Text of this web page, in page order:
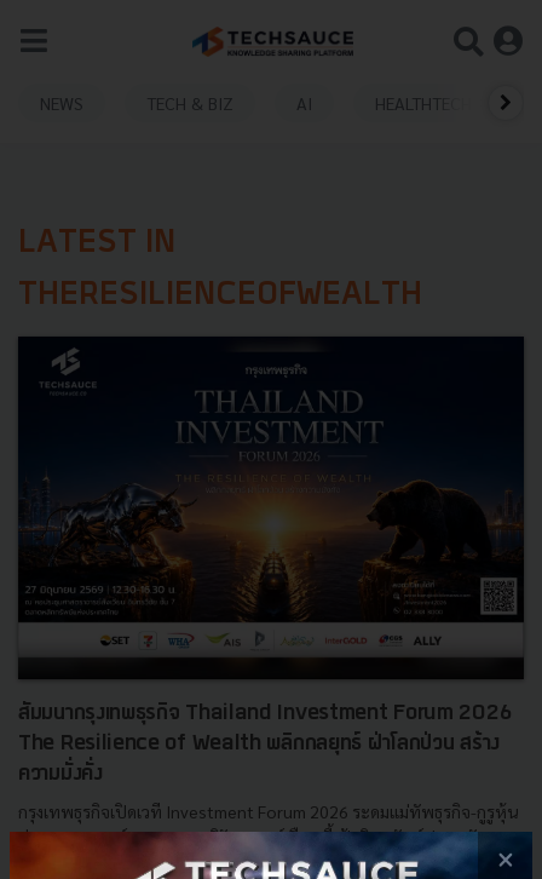
NEWS TECH & BIZ AI HEALTHTECH
LATEST IN
THERESILIENCEOFWEALTH
สัมมนากรุงเทพธุรกิจ Thailand Investment Forum 2026
The Resilience of Wealth พลิกกลยุทธ์ ฝ่าโลกป่วน สร้าง
ความมั่งคั่ง
กรุงเทพธุรกิจเปิดเวที Investment Forum 2026 ระดมแม่ทัพธุรกิจ-กูรูหุ้น
ผ่าทางรอดพอร์ตลงทุนยุคภูมิรัฐศาสตร์เดือด ชี้เป้าสินทรัพย์ปลอดภัยและ
กลยุทธ์ Wealth Resilience รับมือโลกไร้ระเบี...
×